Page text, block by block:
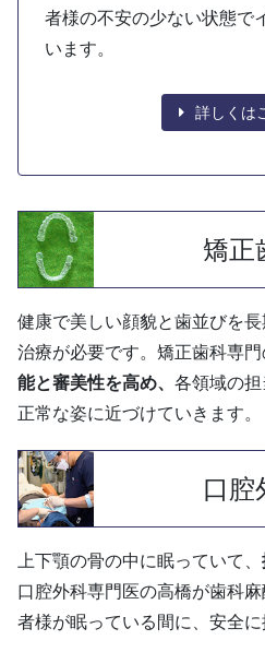
者様の不安の少ない状態で
います。
詳しくは
矯正
健康で美しい顔貌と歯並びを
治療が必要です。矯正歯科専
能と審美性を高め、 各領域の
正常な姿に近づけていきます。
口腔
上下顎の骨の中に眠っていて、
口腔外科専門医の高橋が歯科
者様が眠っている間に、安全に